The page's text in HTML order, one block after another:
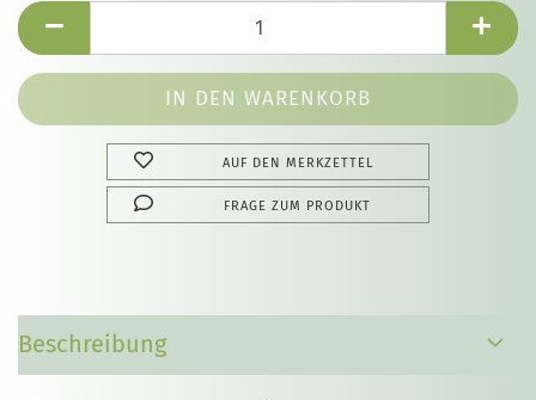
AUF DEN MERKZETTEL
FRAGE ZUM PRODUKT
Beschreibung